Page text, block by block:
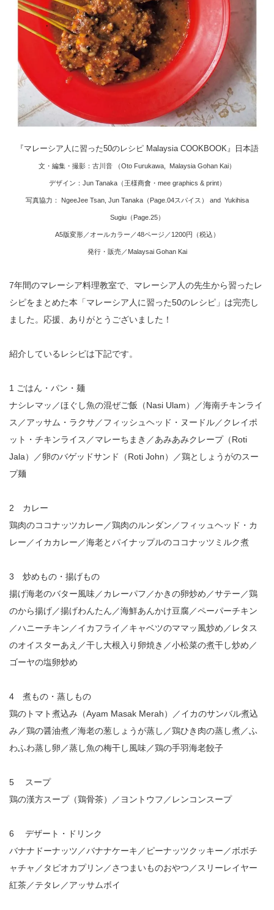
『マレーシア人に習った50のレシピ Malaysia COOKBOOK』日本語
文・編集・撮影：古川音 （Oto Furukawa, Malaysia Gohan Kai）
デザイン：Jun Tanaka（王様商會・mee graphics & print）
写真協力： NgeeJee Tsan, Jun Tanaka（Page.04スパイス） and Yukihisa
Sugiu（Page.25）
A5版変形／オールカラー／48ページ／1200円（税込）
発行・販売／Malaysai Gohan Kai
7年間のマレーシア料理教室で、マレーシア人の先生から習ったレ
シピをまとめた本「マレーシア人に習った50のレシピ」は完売し
ました。応援、ありがとうございました！
紹介しているレシピは下記です。
1 ごはん・パン・麺
ナシレマッ／ほぐし魚の混ぜご飯（Nasi Ulam）／海南チキンライ
ス／アッサム・ラクサ／フィッシュヘッド・ヌードル／クレイポ
ット・チキンライス／マレーちまき／あみあみクレープ（Roti
Jala）／卵のバゲッドサンド（Roti John）／鶏としょうがのスー
プ麺
2 カレー
鶏肉のココナッツカレー／鶏肉のルンダン／フィッュヘッド・カ
レー／イカカレー／海老とパイナップルのココナッツミルク煮
3 炒めもの・揚げもの
揚げ海老のバター風味／カレーパフ／かきの卵炒め／サテー／鶏
のから揚げ／揚げわんたん／海鮮あんかけ豆腐／ペーパーチキン
／ハニーチキン／イカフライ／キャベツのママッ風炒め／レタス
のオイスターあえ／干し大根入り卵焼き／小松菜の煮干し炒め／
ゴーヤの塩卵炒め
4 煮もの・蒸しもの
鶏のトマト煮込み（Ayam Masak Merah）／イカのサンバル煮込
み／鶏の醤油煮／海老の葱しょうが蒸し／鶏ひき肉の蒸し煮／ふ
わふわ蒸し卵／蒸し魚の梅干し風味／鶏の手羽海老餃子
5 スープ
鶏の漢方スープ（鶏骨茶）／ヨントウフ／レンコンスープ
6 デザート・ドリンク
バナナドーナッツ／バナナケーキ／ピーナッツクッキー／ボボチ
ャチャ／タピオカプリン／さつまいものおやつ／スリーレイヤー
紅茶／テタレ／アッサムボイ